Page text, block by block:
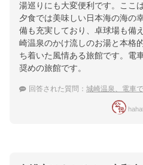
湯巡りにも大変便利です。ここ
夕食では美味しい日本海の海の
備も充実しており、卓球場も備
崎温泉のかけ流しのお湯と本格
ち着いた風情ある旅館です。電
奨めの旅館です。
回答された質問： 城崎温泉、電車で